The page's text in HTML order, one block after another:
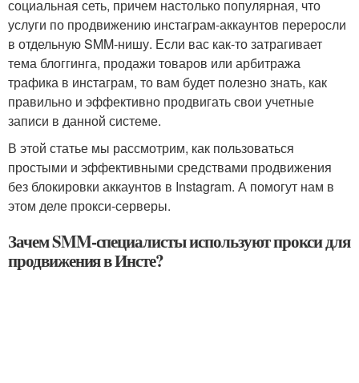
социальная сеть, причем настолько популярная, что
услуги по продвижению инстаграм-аккаунтов переросли
в отдельную SMM-нишу. Если вас как-то затрагивает
тема блоггинга, продажи товаров или арбитража
трафика в инстаграм, то вам будет полезно знать, как
правильно и эффективно продвигать свои учетные
записи в данной системе.
В этой статье мы рассмотрим, как пользоваться
простыми и эффективными средствами продвижения
без блокировки аккаунтов в Instagram. А помогут нам в
этом деле прокси-серверы.
Зачем SMM-специалисты используют прокси для
продвижения в Инсте?